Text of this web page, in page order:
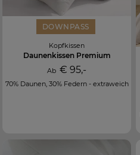
DOWNPASS
Kopfkissen
Daunenkissen Premium
Ab€ 95,-
70% Daunen, 30% Federn - extraweich